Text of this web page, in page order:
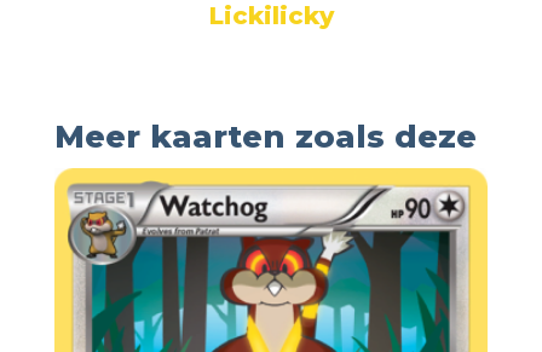
Lickilicky
Meer kaarten zoals deze